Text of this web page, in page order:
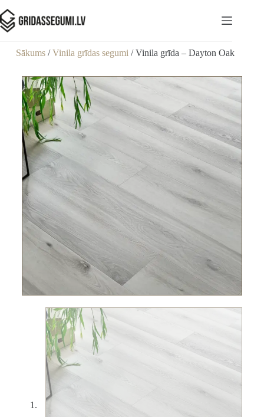
Sākums/Vinila grīdas segumi / Vinila grīda – Dayton Oak